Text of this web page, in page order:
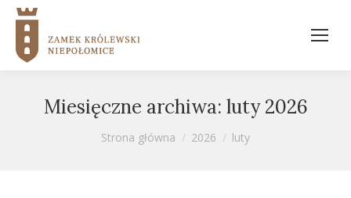
Miesięczne archiwa: luty 2026
Jesteś tutaj:
Strona główna 2026 luty